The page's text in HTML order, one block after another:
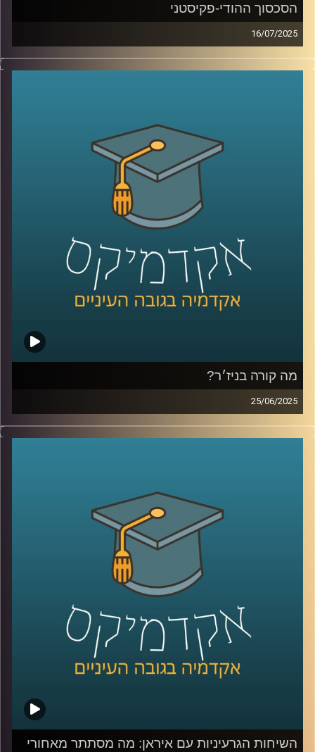
הסכסוך ההודי-פקיסטני
16/07/2025
ב-22 באפריל 2025, אירע פיגוע טרור קטלני בעיירת הנופש
שבחבל קשמיר, בו נרצחו 26 בני אדם. הפיגוע, שנחשב
בתשתיות טרור הנתמכות בידי פקיסטן. והמתיחות בין שתי
המעצמות הגרעיניות שוב עלתה מדרגה.
במקביל, הודו מוצאת את עצמה במצב גיאופוליטי מורכב. היא
שואפת לשמור על יחסים טובים עם מדינות כמו ארה”ב ורוסיה,
לצד קשרים עם מדינות כמו איראן וערב הסעודית. ישראל, בתור
שותפה אסטרטגית, מספקת להודו סיוע בטחוני, כולל מידע
ונשק, במיוחד בתחום הלוחמה בטרור.
כדי להבין את הדינמיקות המורכבות הללו, אני שמחה להציג את
נינה סלמה, מומחית למדיניות חוץ מאוניברסיטת רייכמן, שתסייע
לנו להבין את הסכסוך ההודי-פקיסטני, את השפעתו על האזור,
קרדיט תמונות:AudioVersity
מה קורה בניז׳ר?
25/06/2025
הסאהל, אזור במערב אפריקה, כמעט ולא מקבל תשומת לב
בתקשורת העולמית, אך מאורעות בו משפיעים על המפה
אחרות באזור בשנים האחרונות, הפעם תשומת הלב הגלובלית
דווקא כן ממוקדת בניז’ר, שכן היא הפכה לזירה שבה מצטלבים
כמה מהמאבקים הגדולים בעולם. המדינה, עשירה במשאבים
טבעיים וממוקמת באופן אסטרטגי, מה שהופך אותה לאבן
שואבת למעצמות כמו רוסיה, סין וארה”ב, שנאבקות על
השפעה באזור. בנוסף, איראן, שמחפשת להשיג אורניום
להמשך תוכנית הגרעין שלה, שמה עין על מאגרי האורניום
בניז’ר, מה שמגביר עוד יותר את המתח הגלובלי סביב המדינה.
אז מה קורה שם?
כדי לענות על השאלה המורכבת הזאת, הצטרף אליי היום
השגריר ד״ר חיים קורן, בית הספר לאודר לממשל, דיפלומטיה
קרדיט תמונות:AudioVersity
השיחות הגרעיניות עם איראן: מה מסתתר מאחורי